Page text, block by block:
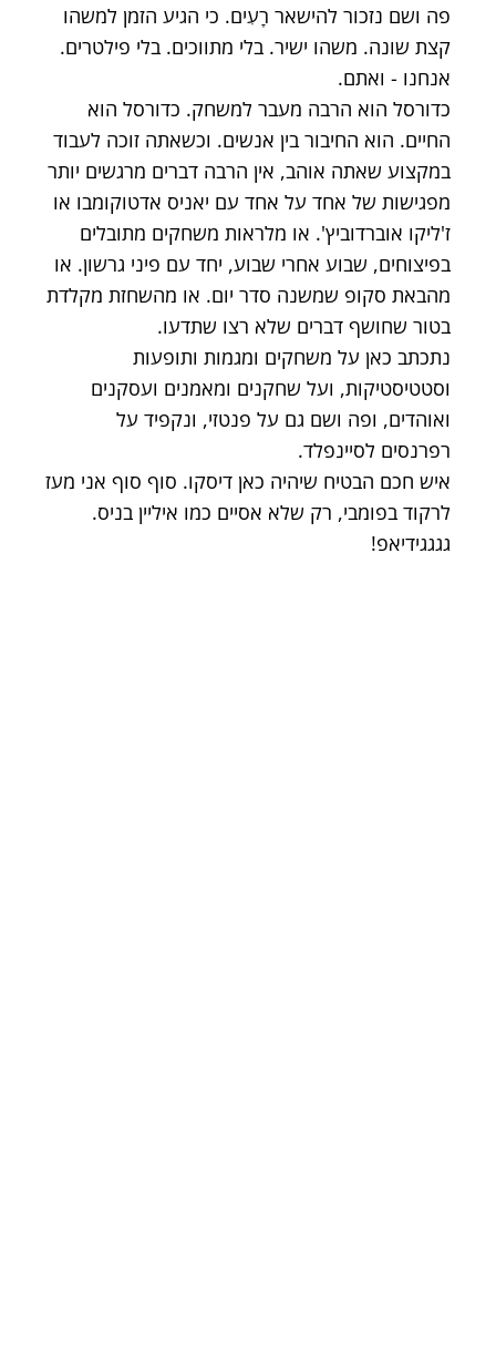
פה ושם נזכור להישאר רָעִים. כי הגיע הזמן למשהו
קצת שונה. משהו ישיר. בלי מתווכים. בלי פילטרים.
אנחנו - ואתם.
כדורסל הוא הרבה מעבר למשחק. כדורסל הוא
החיים. הוא החיבור בין אנשים. וכשאתה זוכה לעבוד
במקצוע שאתה אוהב, אין הרבה דברים מרגשים יותר
מפגישות של אחד על אחד עם יאניס אדטוקומבו או
ז'ליקו אוברדוביץ'. או מלראות משחקים מתובלים
בפיצוחים, שבוע אחרי שבוע, יחד עם פיני גרשון. או
מהבאת סקופ שמשנה סדר יום. או מהשחזת מקלדת
בטור שחושף דברים שלא רצו שתדעו.
נתכתב כאן על משחקים ומגמות ותופעות
וסטטיסטיקות, ועל שחקנים ומאמנים ועסקנים
ואוהדים, ופה ושם גם על פנטזי, ונקפיד על
רפרנסים לסיינפלד.
איש חכם הבטיח שיהיה כאן דיסקו. סוף סוף אני מעז
לרקוד בפומבי, רק שלא אסיים כמו איליין בניס.
גגגגידיאפ!